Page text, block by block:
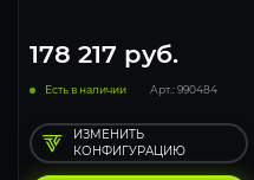
178 217 руб.
Есть в наличии Арт.: 990484
ИЗМЕНИТЬ
КОНФИГУРАЦИЮ